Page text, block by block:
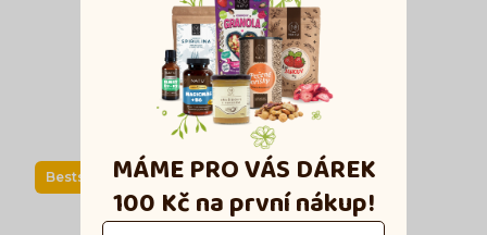
ks
Vložit do košíku
BestsellerMÁME PRO VÁS DÁREK
100 Kčna první nákup!